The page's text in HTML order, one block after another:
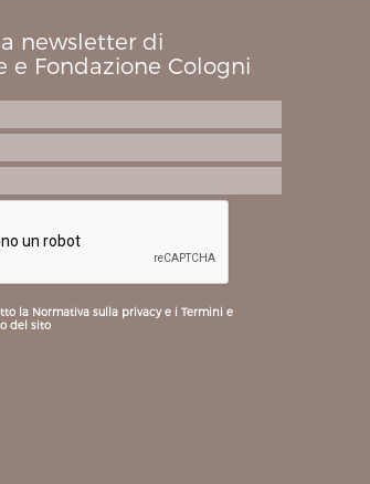
newsletter di
e Fondazione Cologni
la Normativa sulla privacy e i Termini e
del sito